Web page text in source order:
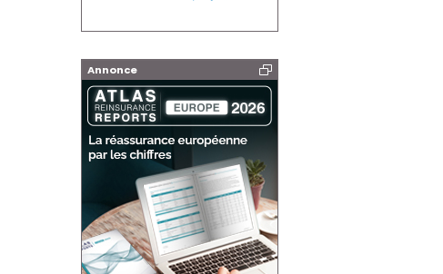
Annonce